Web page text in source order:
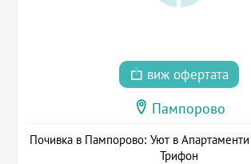
виж офертата
Пампорово
Почивка в Пампорово: Уют в Апартаменти
Трифон